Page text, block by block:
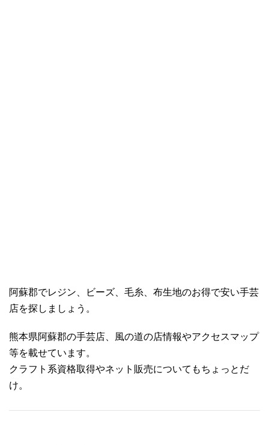
阿蘇郡でレジン、ビーズ、毛糸、布生地のお得で安い手芸
店を探しましょう。
熊本県阿蘇郡の手芸店、風の道の店情報やアクセスマップ
等を載せています。
クラフト系資格取得やネット販売についてもちょっとだ
け。